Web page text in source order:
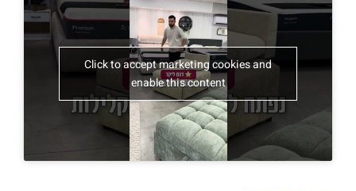
Click to accept marketing cookies and
enable this content